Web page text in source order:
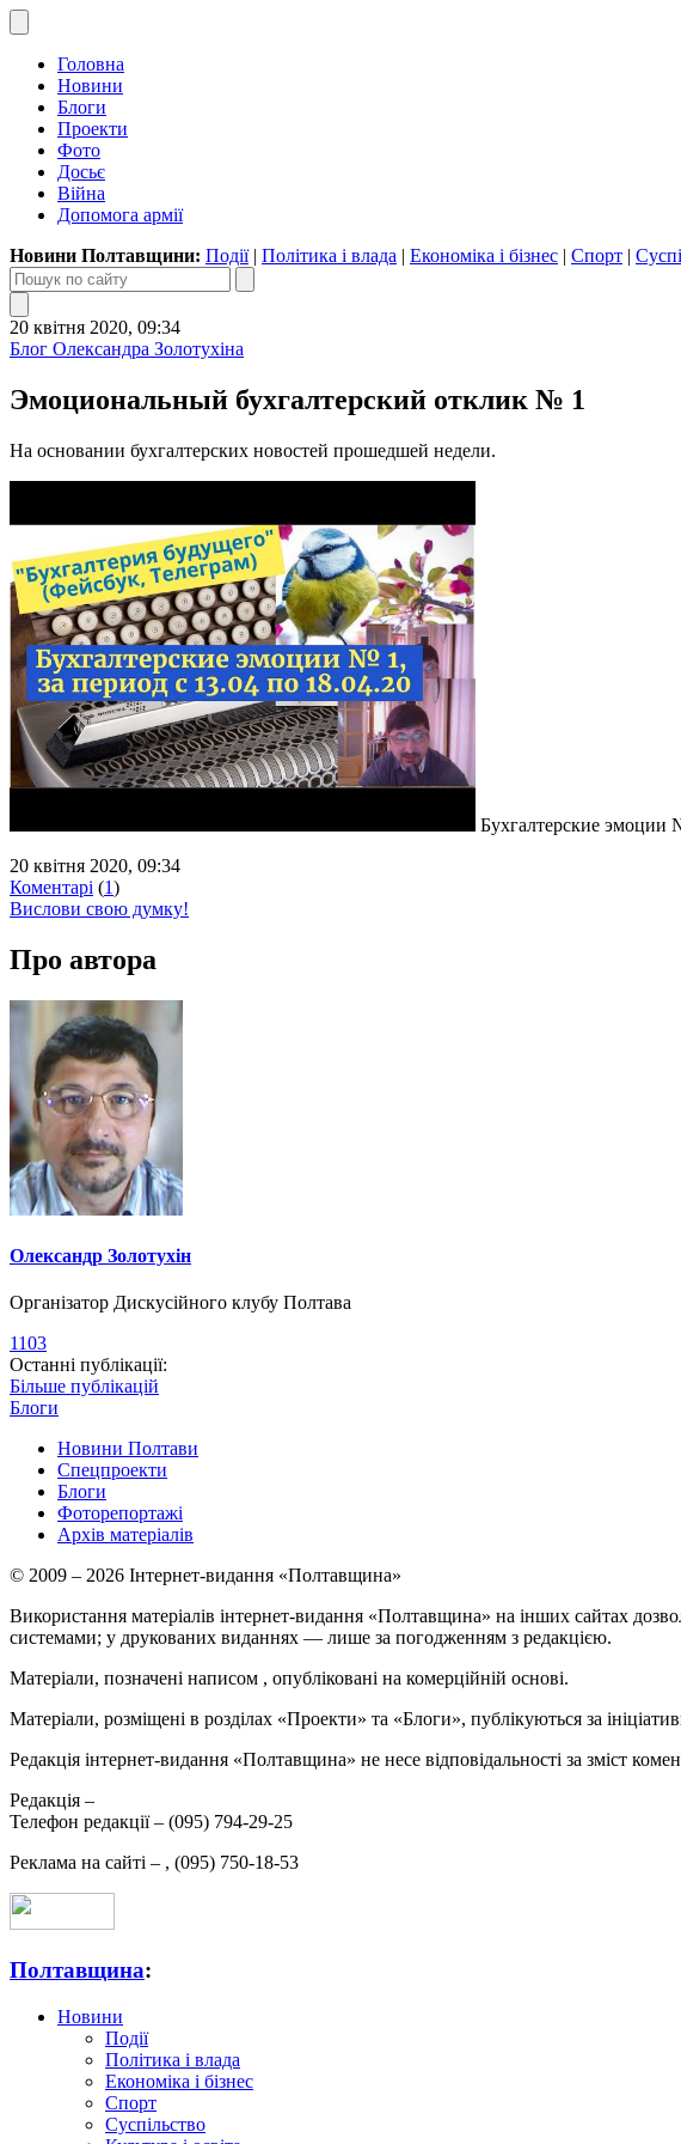
Головна
Новини
Блоги
Проекти
Фото
Досьє
Війна
Допомога армії
Новини Полтавщини: Події| Політика і влада | Економіка і бізнес | Спорт |
20 квітня 2020, 09:34
Блог Олександра Золотухіна
Эмоциональный бухгалтерский отклик № 1
На основании бухгалтерских новостей прошедшей недели.
Бухгалтерские эмоции
20 квітня 2020, 09:34
Коментарі (1)
Вислови свою думку!
Про автора
Олександр Золотухін
Організатор Дискусійного клубу Полтава
1103
Останні публікації:
Більше публікацій
Блоги
Новини Полтави
Спецпроекти
Блоги
Фоторепортажі
Архів матеріалів
© 2009 – 2026 Інтернет-видання «Полтавщина»
Використання матеріалів інтернет-видання «Полтавщина» на інших сайтах
системами; у друкованих виданнях — лише за погодженням з редакцією.
Матеріали, позначені написом , опубліковані на комерційній основі.
Матеріали, розміщені в розділах «Проекти» та «Блоги», публікуються за
Редакція інтернет-видання «Полтавщина» не несе відповідальності за зміст
Редакція –
Телефон редакції – (095) 794-29-25
Реклама на сайті – , (095) 750-18-53
Полтавщина:
Новини
Події
Політика і влада
Економіка і бізнес
Спорт
Суспільство